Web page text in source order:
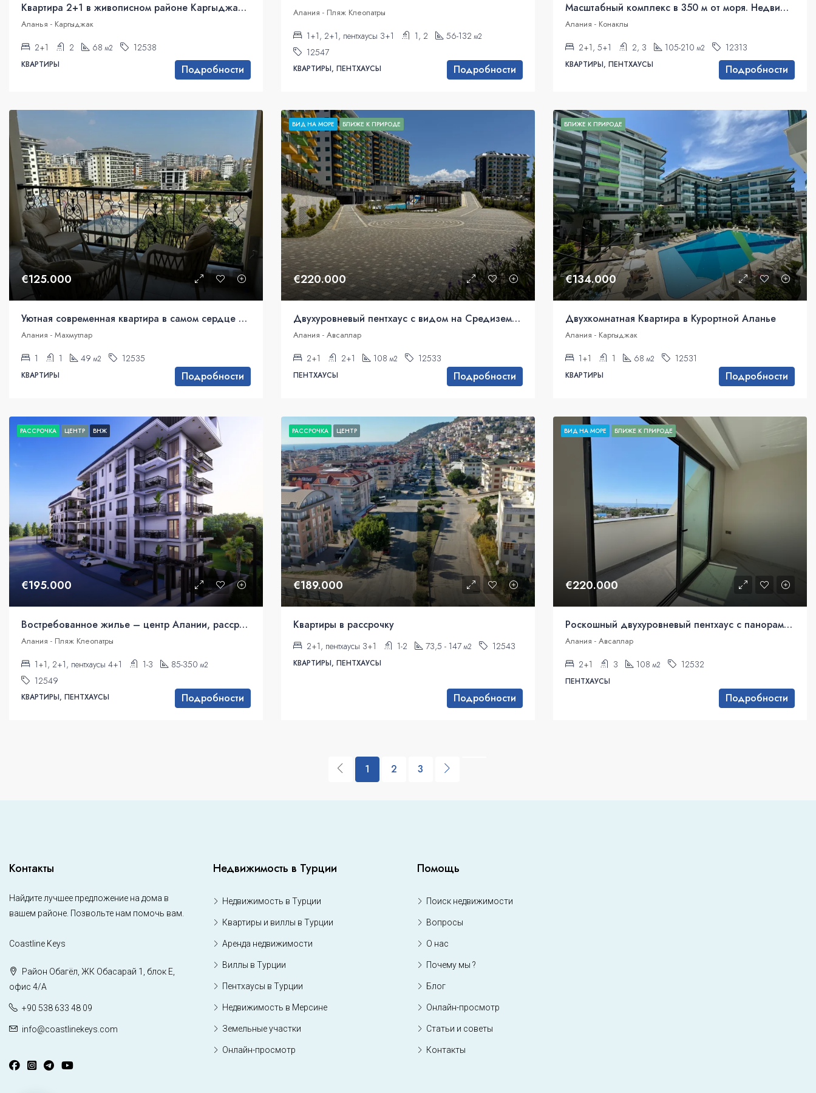
Квартира 2+1 в живописном районе Каргыджак, Аланья
Аланья - Каргыджак
2+1 2 68 м2 12538
КВАРТИРЫ Подробности
Алания - Пляж Клеопатры
1+1, 2+1, пентхаусы 3+1 1, 2 56-132 м2
12547
КВАРТИРЫ, ПЕНТХАУСЫ Подробности
Масштабный комплекс в 350 м от моря. Недвижимость под гражданство.
Алания - Конаклы
2+1, 5+1 2, 3 105-210 м2 12313
КВАРТИРЫ, ПЕНТХАУСЫ Подробности
€125.000
Уютная современная квартира в самом сердце Махмутлара
Алания - Махмутлар
1 1 49 м2 12535
КВАРТИРЫ Подробности
ВИД НА МОРЕ БЛИЖЕ К ПРИРОДЕ
€220.000
Двухуровневый пентхаус с видом на Средиземное море в Аланье, Авсаллар.
Алания - Авсаллар
2+1 2+1 108 м2 12533
ПЕНТХАУСЫ Подробности
БЛИЖЕ К ПРИРОДЕ
€134.000
Двухкомнатная Квартира в Курортной Аланье
Алания - Каргыджак
1+1 1 68 м2 12531
КВАРТИРЫ Подробности
РАССРОЧКА ЦЕНТР ВНЖ
€195.000
Востребованное жилье – центр Алании, рассрочка
Алания - Пляж Клеопатры
1+1, 2+1, пентхаусы 4+1 1-3 85-350 м2
12549
КВАРТИРЫ, ПЕНТХАУСЫ Подробности
РАССРОЧКА ЦЕНТР
€189.000
Квартиры в рассрочку
2+1, пентхаусы 3+1 1-2 73,5 - 147 м2 12543
КВАРТИРЫ, ПЕНТХАУСЫ
Подробности
ВИД НА МОРЕ БЛИЖЕ К ПРИРОДЕ
€220.000
Роскошный двухуровневый пентхаус с панорамным видом на море в Авсалларе, Аланья
Алания - Авсаллар
2+1 3 108 м2 12532
ПЕНТХАУСЫ
Подробности
1 2 3
Контакты
Найдите лучшее предложение на дома в
вашем районе. Позвольте нам помочь вам.
Coastline Keys
Район Обагёл, ЖК Обасарай 1, блок Е,
офис 4/А
+90 538 633 48 09
info@coastlinekeys.com
Недвижимость в Турции
Недвижимость в Турции
Квартиры и виллы в Турции
Аренда недвижимости
Виллы в Турции
Пентхаусы в Турции
Недвижимость в Мерсине
Земельные участки
Онлайн-просмотр
Помощь
Поиск недвижимости
Вопросы
О нас
Почему мы ?
Блог
Онлайн-просмотр
Статьи и советы
Контакты